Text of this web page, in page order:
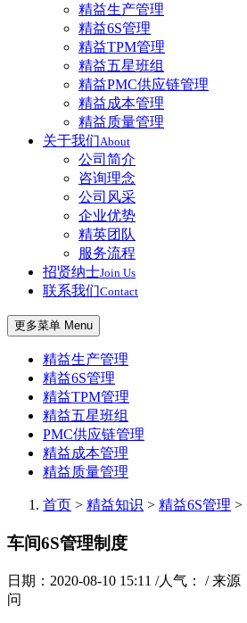
精益生产管理
精益6S管理
精益TPM管理
精益五星班组
精益PMC供应链管理
精益成本管理
精益质量管理
关于我们About
公司简介
咨询理念
公司风采
企业优势
精英团队
服务流程
招贤纳士Join Us
联系我们Contact
更多菜单 Menu
精益生产管理
精益6S管理
精益TPM管理
精益五星班组
PMC供应链管理
精益成本管理
精益质量管理
首页 > 精益知识 > 精益6S管理 >
车间6S管理制度
日期：2020-08-10 15:11 /人气： / 来源
问